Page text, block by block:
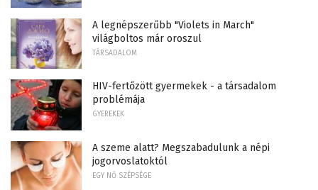
A legnépszerűbb "Violets in March"
világboltos már oroszul
TÁRSADALOM
HIV-fertőzött gyermekek - a társadalom
problémája
GYEREKEK
A szeme alatt? Megszabadulunk a népi
jogorvoslatoktól
EGY NŐ SZÉPSÉGE